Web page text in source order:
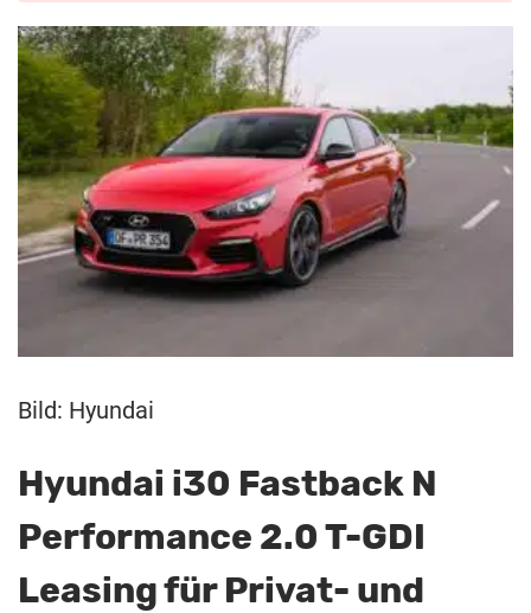
Bild: Hyundai
Hyundai i30 Fastback N
Performance 2.0 T-GDI
Leasing für Privat- und